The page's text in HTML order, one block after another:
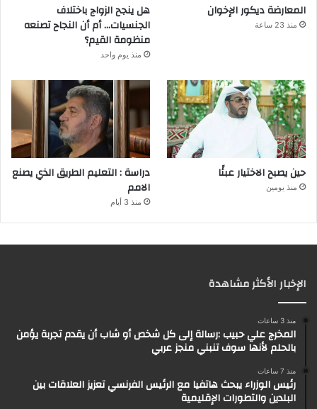
المعارضة ديكور الإخوان
منذ 23 ساعة
هل ينجح الزواج باختلاف
الجنسيات… أم أن النجاح تصنعه
منظومة القيم؟
منذ يوم واحد
حين يصبح الاختيار عبئًا
منذ يومين
دراسة : التعليم الطريق الذي يصنع
الامم
منذ 3 أيام
الإخبار الأكثر مشاهدة
منذ 3 ساعات
المخرج علي حبيب :رسالة إلى كل شخص أو شاب أن يقدم تجربة يؤمن
بالحلم لأنها سوف تنبني منجز عربي
منذ 7 ساعات
رئيس الوزراء يبحث هاتفيا مع الرئيس الفرنسي تعزيز العلاقات بين
البلدين والتطورات الإقليمية